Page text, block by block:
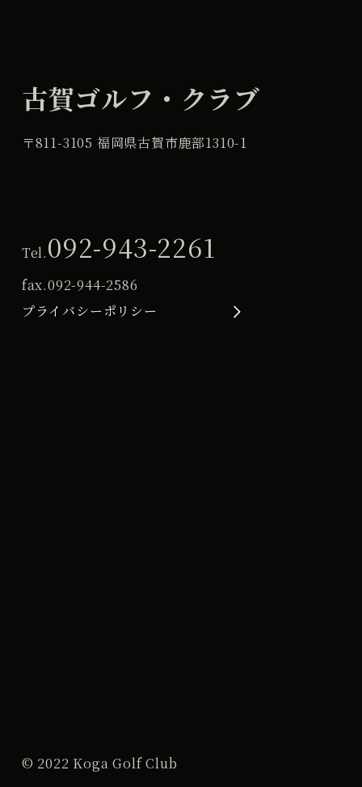
古賀ゴルフ・クラブ
〒811-3105 福岡県古賀市鹿部1310-1
Tel.092-943-2261
fax.092-944-2586
プライバシーポリシー
© 2022 Koga Golf Club